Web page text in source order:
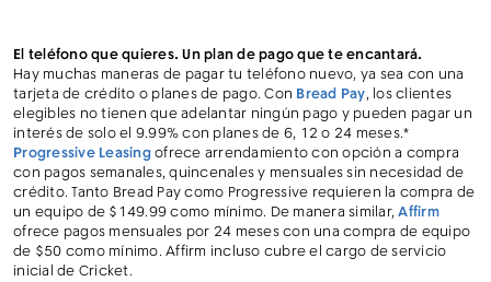
El teléfono que quieres. Un plan de pago que te encantará.
Hay muchas maneras de pagar tu teléfono nuevo, ya sea con una
tarjeta de crédito o planes de pago. Con Bread Pay, los clientes
elegibles no tienen que adelantar ningún pago y pueden pagar un
interés de solo el 9.99% con planes de 6, 12 o 24 meses.*
Progressive Leasingofrece arrendamiento con opción a compra
con pagos semanales, quincenales y mensuales sin necesidad de
crédito. Tanto Bread Pay como Progressive requieren la compra de
un equipo de $149.99 como mínimo. De manera similar,Affirm
ofrece pagos mensuales por 24 meses con una compra de equipo
de $50 como mínimo. Affirm incluso cubre el cargo de servicio
inicial de Cricket.